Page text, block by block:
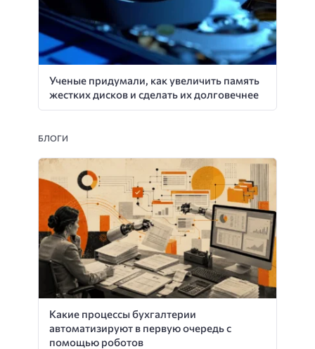
Ученые придумали, как увеличить память
жестких дисков и сделать их долговечнее
БЛОГИ
Какие процессы бухгалтерии
автоматизируют в первую очередь с
помощью роботов